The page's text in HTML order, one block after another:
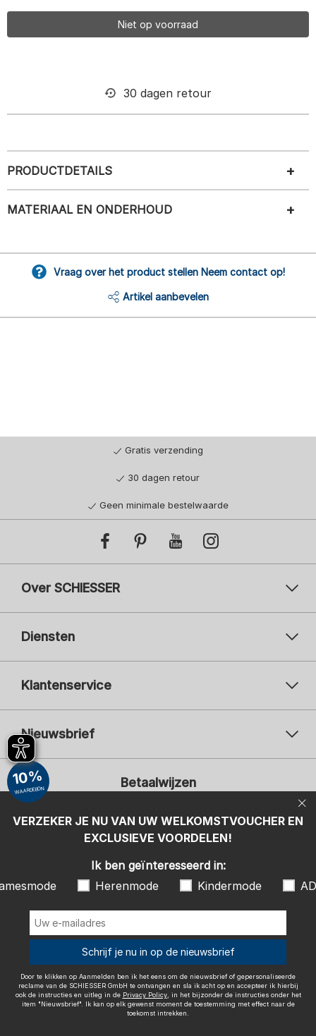
Niet op voorraad
30 dagen retour
PRODUCTDETAILS
MATERIAAL EN ONDERHOUD
Vraag over het product stellen Neem contact op!
Artikel aanbevelen
Gratis verzending
30 dagen retour
Geen minimale bestelwaarde
Over SCHIESSER
Diensten
Klantenservice
Nieuwsbrief
Uw e-mailadres
Ik ben geïnteresseerd in:
Damesmode
Herenmode
Kindermode
Door te klikken op Aanmelden ben ik het eens om de nieuwsbrief of
gepersonaliseerde reclame van de SCHIESSER GmbH te ontvangen en
"Nieuwsbrief". Ik kan op elk gewenst moment de toestemming met
effect naar de toekomst intrekken.
Betaalwijzen
Wij bezorgen met
Colofon Algemene voorwaarden
Herroepingsrecht
VERZEKER JE NU VAN UW WELKOMSTVOUCHER EN
EXCLUSIEVE VOORDELEN!
10%
WAARDEBON
Ik ben geïnteresseerd in:
Herenmode Kindermode
Schrijf je nu in op de nieuwsbrief
Door te klikken op Aanmelden ben ik het eens om de nieuwsbrief of gepersonaliseerde
reclame van de SCHIESSER GmbH te ontvangen en sla ik acht op en accepteer ik hierbij
ook de instructies en uitleg in de Privacy Policy, in het bijzonder de instructies onder het
item "Nieuwsbrief". Ik kan op elk gewenst moment de toestemming met effect naar de
toekomst intrekken.